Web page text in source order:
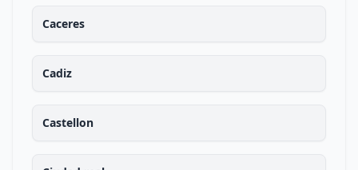
Caceres
Cadiz
Castellon